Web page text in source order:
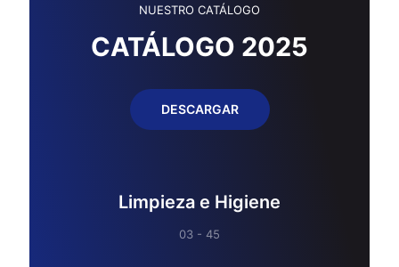
NUESTRO CATÁLOGO
CATÁLOGO 2025
DESCARGAR
Limpieza e Higiene
03 - 45